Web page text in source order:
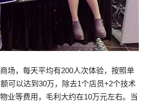
场，每天平均有200人次体验，按照单
可以达到30万，除去1个店员+2个技术
业等费用，毛利大约在10万元左右。当